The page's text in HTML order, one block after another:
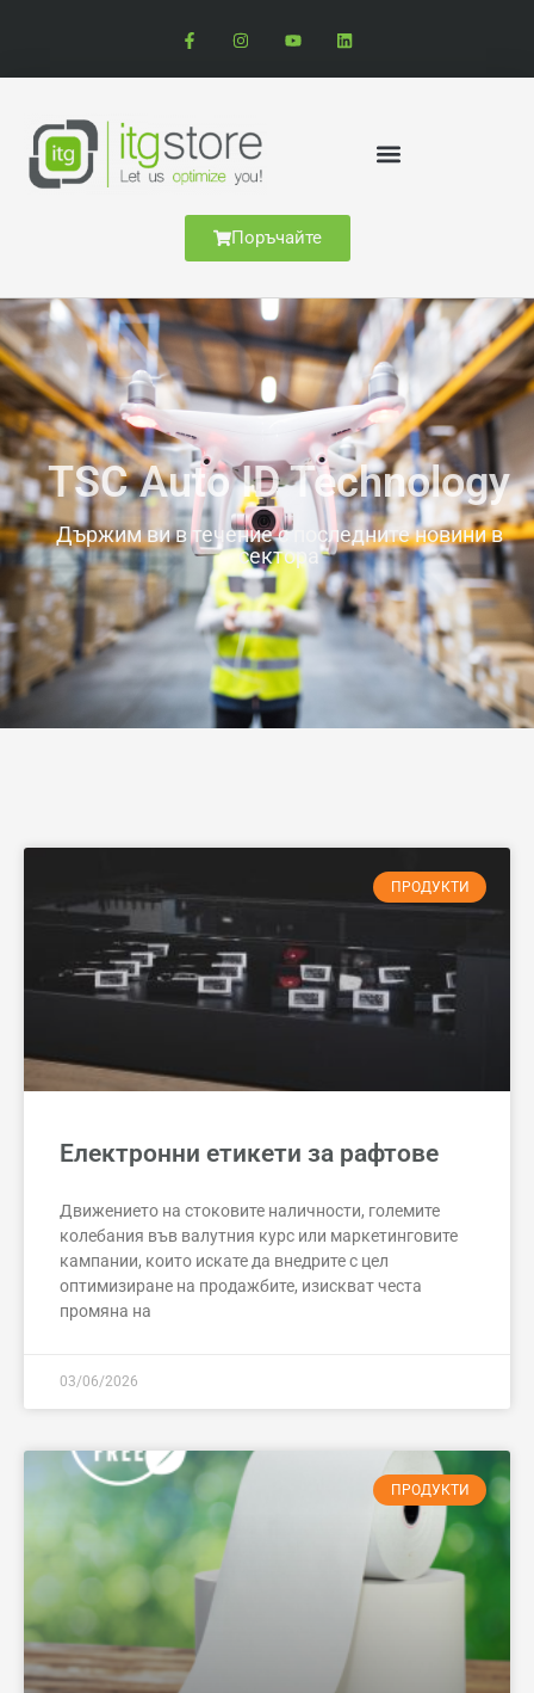
Поръчайте
TSC Auto ID Technology
Държим ви в течение с последните новини в
сектора
ПРОДУКТИ
Електронни етикети за рафтове
Движението на стоковите наличности, големите
колебания във валутния курс или маркетинговите
кампании, които искате да внедрите с цел
оптимизиране на продажбите, изискват честа
промяна на
03/06/2026
ПРОДУКТИ